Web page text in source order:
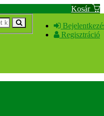
Kosár
Regisztráció